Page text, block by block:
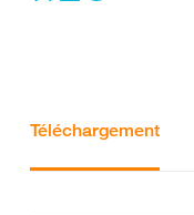
Téléchargement